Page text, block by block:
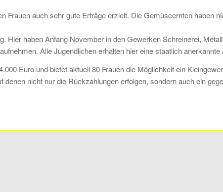
Frauen auch sehr gute Erträge erzielt. Die Gemüseernten haben
Hier haben Anfang November in den Gewerken Schreinerei,
Alle Jugendlichen erhalten hier eine staatlich
Euro und bietet aktuell 80 Frauen die Möglichkeit ein
nicht nur die Rückzahlungen erfolgen, sondern auch ein